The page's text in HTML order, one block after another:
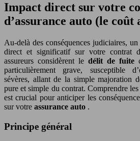
Impact direct sur votre
d’assurance auto (le coût
Au-delà des conséquences judiciaires, un
direct et significatif sur votre contrat
assureurs considèrent le délit de fuite
particulièrement grave, susceptible
sévères, allant de la simple majoration
pure et simple du contrat. Comprendre
est crucial pour anticiper les
sur votre assurance auto .
Principe général